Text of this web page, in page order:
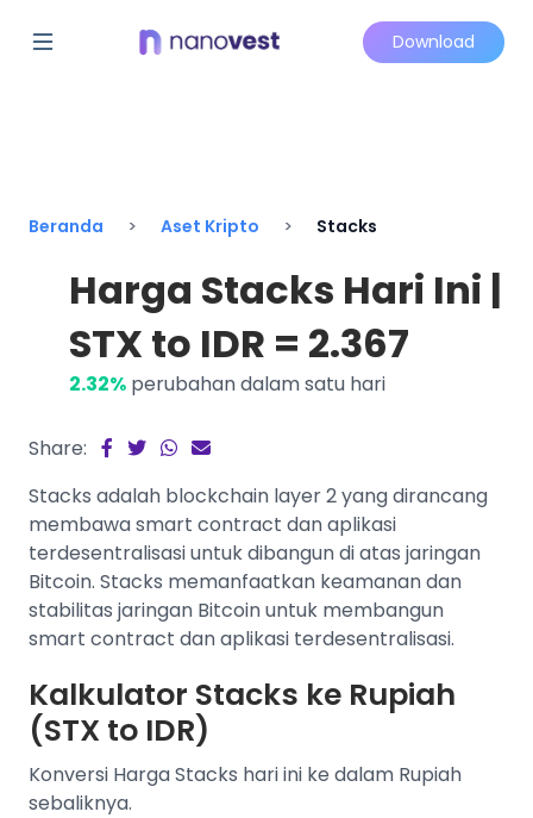
Download
Beranda Aset Kripto Stacks
Harga Stacks Hari Ini |
STX to IDR = 2.367
2.32% perubahan dalam satu hari
Share:
Stacks adalah blockchain layer 2 yang dirancang
membawa smart contract dan aplikasi
terdesentralisasi untuk dibangun di atas jaringan
Bitcoin. Stacks memanfaatkan keamanan dan
stabilitas jaringan Bitcoin untuk membangun
smart contract dan aplikasi terdesentralisasi.
Kalkulator Stacks ke Rupiah
(STX to IDR)
Konversi Harga Stacks hari ini ke dalam Rupiah
sebaliknya.